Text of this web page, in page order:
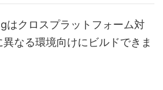
はクロスプラットフォーム対
なる環境向けにビルドできま